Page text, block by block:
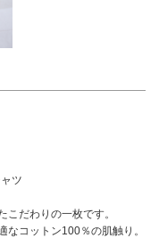
ツ
だわりの一枚です。
なコットン100％の肌触り。